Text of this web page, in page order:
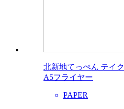
北新地てっぺん テイ
A5フライヤー
PAPER